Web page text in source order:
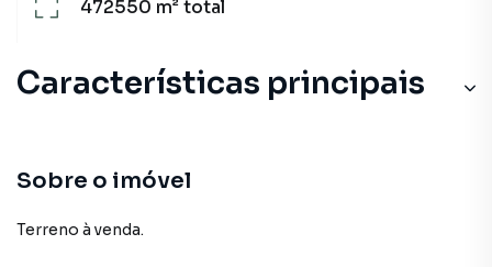
472550 m²total
Características principais
Sobre o imóvel
Terreno à venda.